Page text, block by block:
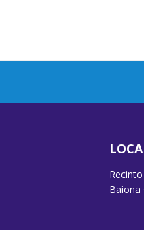
Baiona